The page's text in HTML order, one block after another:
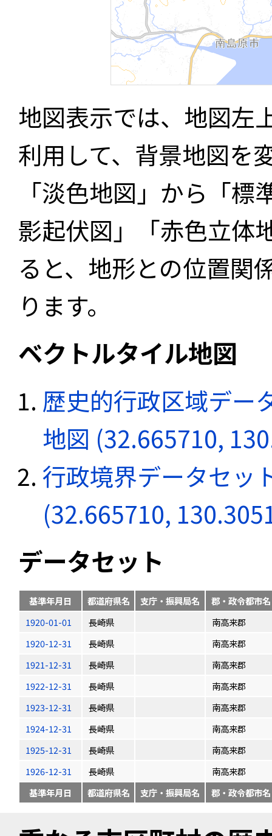
地図表示では、地図左
利用して、背景地図を
「淡色地図」から「
影起伏図」「赤色立体
ると、地形との位置関
ります。
ベクトルタイル地図
歴史的行政区域デー
地図 (32.665710,
行政境界データセッ
(32.665710,
データセット
基準年月日 都道府県名 支庁・振興局名
郡・政令都市名
1920-01-01
長崎県
南高来郡
1920-12-31
長崎県
南高来郡
1921-12-31
長崎県
南高来郡
1922-12-31
長崎県
南高来郡
1923-12-31
長崎県
南高来郡
1924-12-31
長崎県
南高来郡
1925-12-31
長崎県
南高来郡
1926-12-31
長崎県
南高来郡
基準年月日
都道府県名 支庁・振興局名 郡・政令都市名